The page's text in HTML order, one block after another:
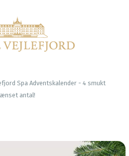
Spa Adventskalender - 4 smukt
antal!